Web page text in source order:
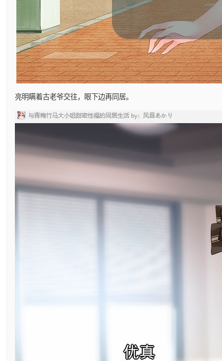
亮明瞒着古老爷交往，眼下边再同居。